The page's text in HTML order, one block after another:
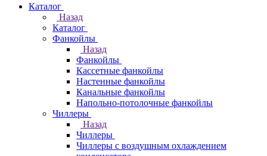
Каталог
Назад
Каталог
Фанкойлы
Назад
Фанкойлы
Кассетные фанкойлы
Настенные фанкойлы
Канальные фанкойлы
Напольно-потолочные фанкойлы
Чиллеры
Назад
Чиллеры
Чиллеры с воздушным охлаждением